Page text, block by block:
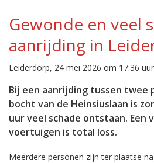
Gewonde en veel
aanrijding in
Leiderdorp, 24 mei 2026 om 17:36
Bij een aanrijding tussen twee
bocht van de Heinsiuslaan is
uur veel schade ontstaan. Een
voertuigen is total loss.
Meerdere personen zijn ter plaatse